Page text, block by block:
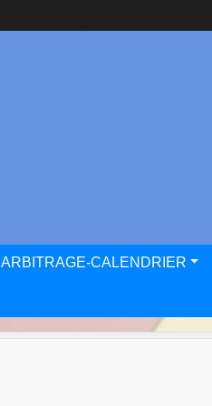
ARBITRAGE-CALENDRIER